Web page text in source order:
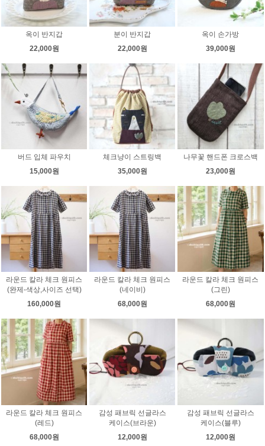
옥이 반지갑
22,000원
분이 반지갑
22,000원
옥이 손가방
39,000원
버드 입체 파우치
15,000원
체크냥이 스트링백
35,000원
나무꽃 핸드폰 크로스백
23,000원
라운드 칼라 체크 원피스
(완제-색상,사이즈 선택)
160,000원
라운드 칼라 체크 원피스
(네이비)
68,000원
라운드 칼라 체크 원피스
(그린)
68,000원
라운드 칼라 체크 원피스
(레드)
68,000원
감성 패브릭 선글라스
케이스(브라운)
12,000원
감성 패브릭 선글라스
케이스(블루)
12,000원